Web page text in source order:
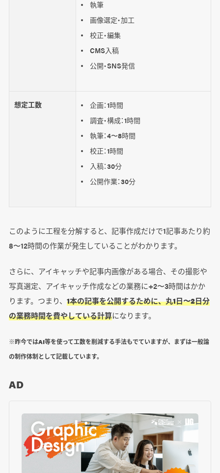
執筆
画像選定・加工
校正・編集
CMS入稿
公開・SNS発信
想定工数
企画：1時間
調査・構成：1時間
執筆：4〜8時間
校正：1時間
入稿：30分
公開作業：30分
このように工程を分解すると、記事作成だけで1記事あたり約
8〜12時間の作業が発生していることがわかります。
さらに、アイキャッチや記事内画像がある場合、その撮影や
写真選定、アイキャッチ作成などの業務に+2〜3時間はかか
ります。つまり、 1本の記事を公開するために、丸1日〜2日分
の業務時間を費やしている計算になります。
※昨今ではAI等を使って工数を削減する手法もでていますが、まずは一般論
の制作体制として記載しています。
AD